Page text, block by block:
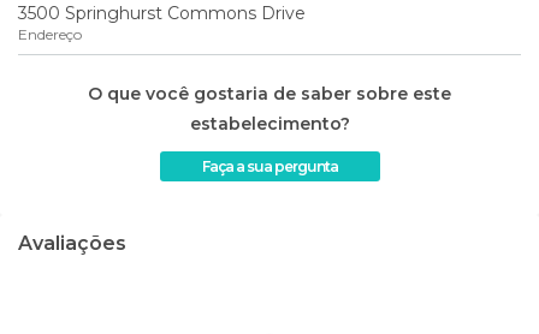
3500 Springhurst Commons Drive
Endereço
O que você gostaria de saber sobre este
estabelecimento?
Faça a sua pergunta
Avaliações